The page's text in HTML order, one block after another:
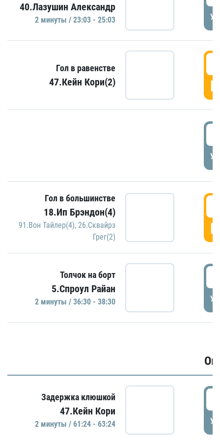
40.Лазушин Александр
2 минуты / 23:03 - 25:03
Гол в равенстве
47.Кейн Кори(2)
Гол в большинстве
18.Ип Брэндон(4)
91.Вон Тайлер(4), 26.Сквайрз
Грег(2)
Толчок на борт
5.Спроул Райан
2 минуты / 36:30 - 38:30
Задержка клюшкой
47.Кейн Кори
2 минуты / 61:24 - 63:24